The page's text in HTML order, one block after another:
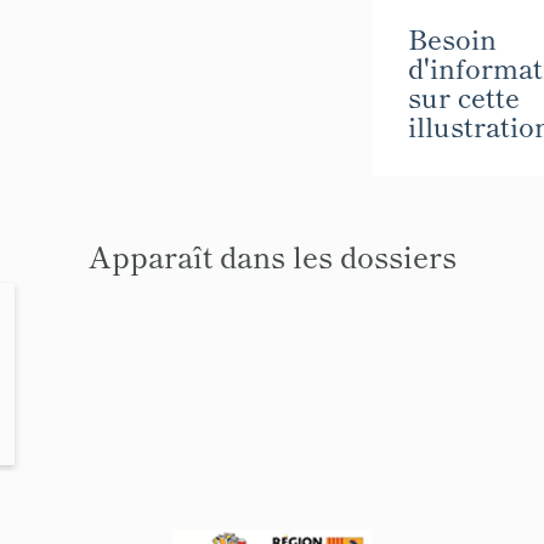
Besoin
sur cette
Apparaît dans les dossiers